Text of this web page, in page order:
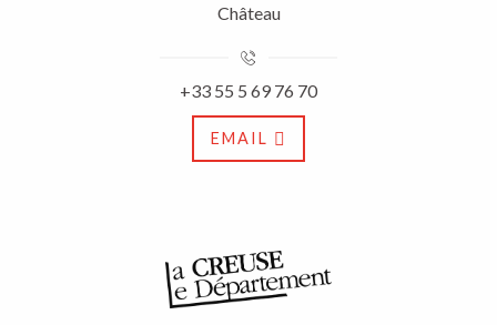
Château
+33 55 5 69 76 70
EMAIL